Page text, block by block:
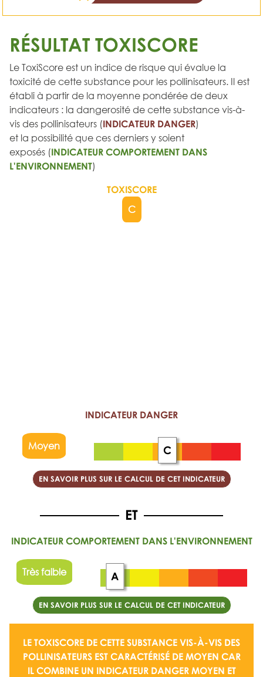
RÉSULTAT TOXISCORE
Le ToxiScore est un indice de risque qui évalue la
toxicité de cette substance pour les pollinisateurs. Il est
établi à partir de la moyenne pondérée de deux
indicateurs : la dangerosité de cette substance vis-à-
vis des pollinisateurs (INDICATEUR DANGER)
et la possibilité que ces derniers y soient
exposés (INDICATEUR COMPORTEMENT DANS
L'ENVIRONNEMENT)
TOXISCORE
C
INDICATEUR DANGER
Moyen C
EN SAVOIR PLUS SUR LE CALCUL DE CET INDICATEUR
INDICATEUR COMPORTEMENT DANS L'ENVIRONNEMENT
Très faible A
EN SAVOIR PLUS SUR LE CALCUL DE CET INDICATEUR
LE TOXISCORE DE CETTE SUBSTANCE VIS-À-VIS DES
POLLINISATEURS EST CARACTÉRISÉ DE MOYEN CAR
IL COMBINE UN INDICATEUR DANGER MOYEN ET